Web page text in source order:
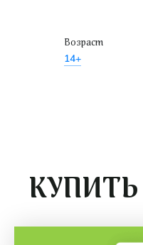
Возраст
14+